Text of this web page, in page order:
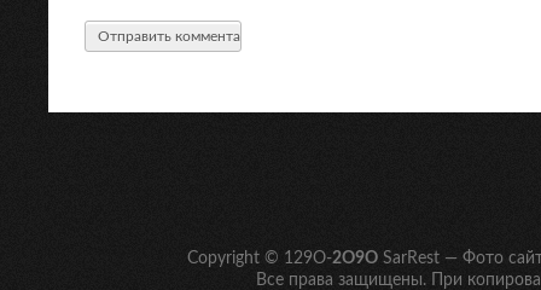
Copyright © 129O-2O9O SarRest — Фото
Все права защищены. При